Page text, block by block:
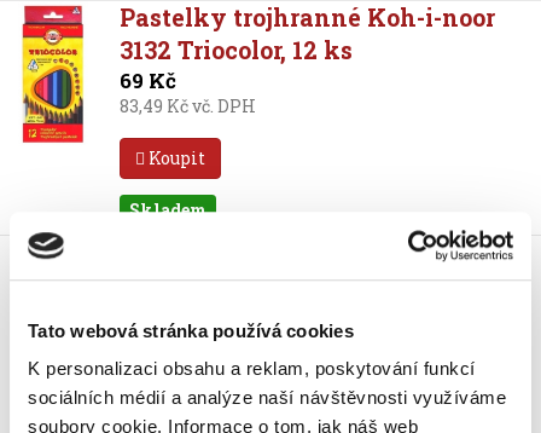
Tato webová stránka používá cookies
K personalizaci obsahu a reklam, poskytování funkcí
sociálních médií a analýze naší návštěvnosti využíváme
soubory cookie. Informace o tom, jak náš web
Pastelky trojhranné Koh-i-noor
3132 Triocolor, 12 ks
69 Kč
83,49 Kč vč. DPH
Koupit
Skladem
Pastelky trojhranné Koh-i-noor
3142 Triocolor, 12 ks
106,48 Kč vč. DPH
Koupit